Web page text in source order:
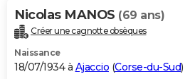
Nicolas MANOS (69 ans)
Créer une cagnotte obsèques
Naissance
18/07/1934 à Ajaccio (Corse-du-Sud)